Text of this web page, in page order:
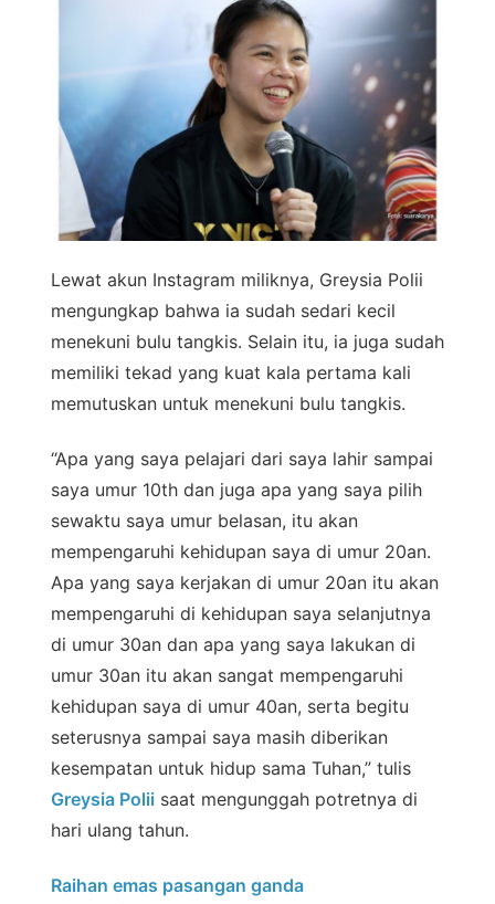
Lewat akun Instagram miliknya, Greysia Polii
mengungkap bahwa ia sudah sedari kecil
menekuni bulu tangkis. Selain itu, ia juga sudah
memiliki tekad yang kuat kala pertama kali
memutuskan untuk menekuni bulu tangkis.
“Apa yang saya pelajari dari saya lahir sampai
saya umur 10th dan juga apa yang saya pilih
sewaktu saya umur belasan, itu akan
mempengaruhi kehidupan saya di umur 20an.
Apa yang saya kerjakan di umur 20an itu akan
mempengaruhi di kehidupan saya selanjutnya
di umur 30an dan apa yang saya lakukan di
umur 30an itu akan sangat mempengaruhi
kehidupan saya di umur 40an, serta begitu
seterusnya sampai saya masih diberikan
kesempatan untuk hidup sama Tuhan,” tulis
Greysia Polii saat mengunggah potretnya di
hari ulang tahun.
Raihan emas pasangan ganda